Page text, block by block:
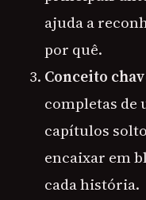
ajuda a
por quê.
Conceito
completas de
capítulos
encaixar em
cada história.